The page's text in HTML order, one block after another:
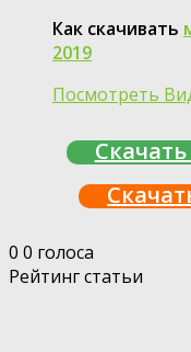
Как скачивать
2019
Посмотреть
0 0 голоса
Рейтинг статьи